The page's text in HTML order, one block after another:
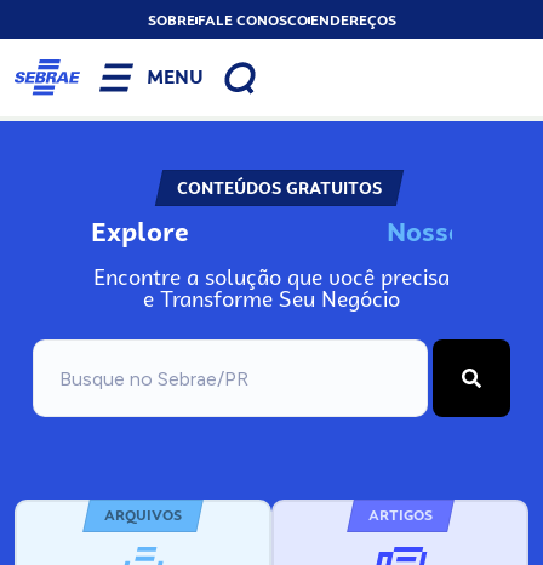
SOBREFALE CONOSCOENDEREÇOS
MENU
CONTEÚDOS GRATUITOS
Explore Nosso
Encontre a solução que você precisa
e Transforme Seu Negócio
ARQUIVOS ARTIGOS